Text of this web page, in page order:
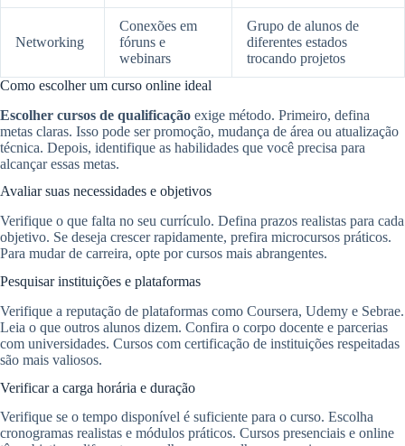
Networking
Conexões em
fóruns e
webinars
Grupo de alunos de
diferentes estados
trocando projetos
Como escolher um curso online ideal
Escolher cursos de qualificação exige método. Primeiro, defina
metas claras. Isso pode ser promoção, mudança de área ou atualização
técnica. Depois, identifique as habilidades que você precisa para
alcançar essas metas.
Avaliar suas necessidades e objetivos
Verifique o que falta no seu currículo. Defina prazos realistas para cada
objetivo. Se deseja crescer rapidamente, prefira microcursos práticos.
Para mudar de carreira, opte por cursos mais abrangentes.
Pesquisar instituições e plataformas
Verifique a reputação de plataformas como Coursera, Udemy e Sebrae.
Leia o que outros alunos dizem. Confira o corpo docente e parcerias
com universidades. Cursos com certificação de instituições respeitadas
são mais valiosos.
Verificar a carga horária e duração
Verifique se o tempo disponível é suficiente para o curso. Escolha
cronogramas realistas e módulos práticos. Cursos presenciais e online